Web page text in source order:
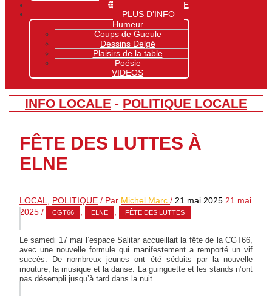
INFO MONDIALE
PLUS D’INFO
Humeur
Coups de Gueule
Dessins Delgé
Plaisirs de la table
Poésie
VIDEOS
INFO LOCALE - POLITIQUE LOCALE
FÊTE DES LUTTES À
ELNE
LOCAL, POLITIQUE / Par Michel Marc /21 mai 2025 21 mai
2025 / CGT66 , ELNE , FÊTE DES LUTTES
Le samedi 17 mai l’espace Salitar accueillait la fête de la CGT66,
avec une nouvelle formule qui manifestement a remporté un vif
succès. De nombreux jeunes ont été séduits par la nouvelle
mouture, la musique et la danse. La guinguette et les stands n’ont
pas désempli jusqu’à tard dans la nuit.